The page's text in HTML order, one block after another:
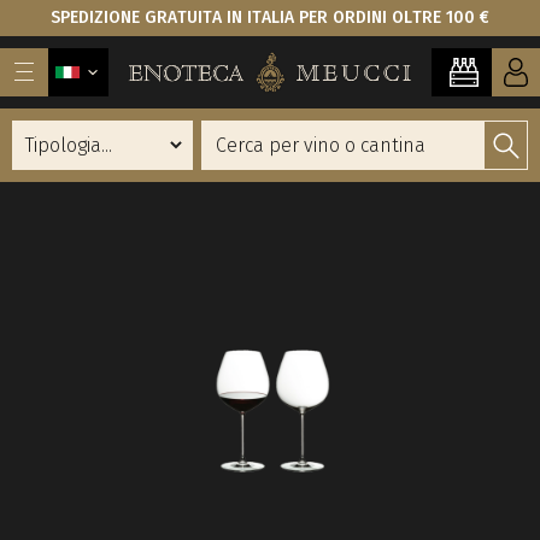
SPEDIZIONE GRATUITA IN ITALIA PER ORDINI OLTRE 100 €